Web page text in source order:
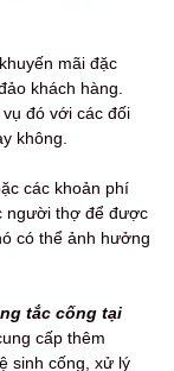
mãi đặc
khách hàng.
đó với các đối
không.
các khoản phí
người thợ để được
có thể ảnh hưởng
tắc cống tại
cấp thêm
sinh cống, xử lý